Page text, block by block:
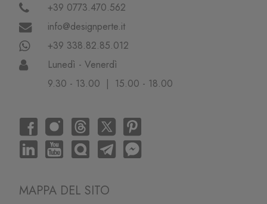
+39 0773.470.562
info@designperte.it
+39 338.82.85.012
Lunedì - Venerdì
9.30 - 13.00 | 15.00 - 18.00
MAPPA DEL SITO